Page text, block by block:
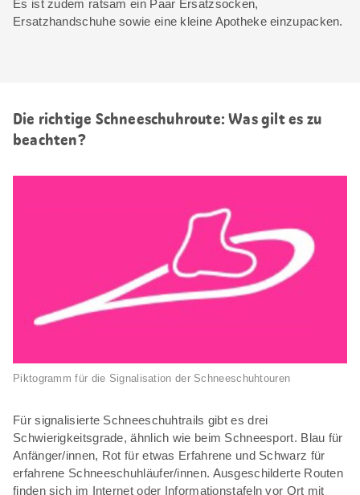
Es ist zudem ratsam ein Paar Ersatzsocken,
Ersatzhandschuhe sowie eine kleine Apotheke einzupacken.
Die richtige Schneeschuhroute: Was gilt es zu
beachten?
Piktogramm für die Signalisation der Schneeschuhtouren
Für signalisierte Schneeschuhtrails gibt es drei
Schwierigkeitsgrade, ähnlich wie beim Schneesport. Blau für
Anfänger/innen, Rot für etwas Erfahrene und Schwarz für
erfahrene Schneeschuhläufer/innen. Ausgeschilderte Routen
finden sich im Internet oder Informationstafeln vor Ort mit